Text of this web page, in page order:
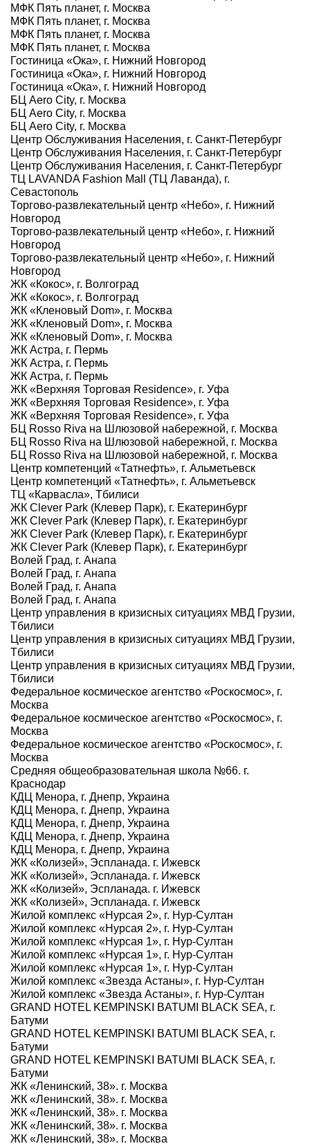
МФК Пять планет, г. Москва
МФК Пять планет, г. Москва
МФК Пять планет, г. Москва
МФК Пять планет, г. Москва
Гостиница «Ока», г. Нижний Новгород
Гостиница «Ока», г. Нижний Новгород
Гостиница «Ока», г. Нижний Новгород
БЦ Aero City, г. Москва
БЦ Aero City, г. Москва
БЦ Aero City, г. Москва
Центр Обслуживания Населения, г. Санкт-Петербург
Центр Обслуживания Населения, г. Санкт-Петербург
Центр Обслуживания Населения, г. Санкт-Петербург
ТЦ LAVANDA Fashion Mall (ТЦ Лаванда), г.
Севастополь
Торгово-развлекательный центр «Небо», г. Нижний
Новгород
Торгово-развлекательный центр «Небо», г. Нижний
Новгород
Торгово-развлекательный центр «Небо», г. Нижний
Новгород
ЖК «Кокос», г. Волгоград
ЖК «Кокос», г. Волгоград
ЖК «Кленовый Dom», г. Москва
ЖК «Кленовый Dom», г. Москва
ЖК «Кленовый Dom», г. Москва
ЖК Астра, г. Пермь
ЖК Астра, г. Пермь
ЖК Астра, г. Пермь
ЖК «Верхняя Торговая Residence», г. Уфа
ЖК «Верхняя Торговая Residence», г. Уфа
ЖК «Верхняя Торговая Residence», г. Уфа
БЦ Rosso Riva на Шлюзовой набережной, г. Москва
БЦ Rosso Riva на Шлюзовой набережной, г. Москва
БЦ Rosso Riva на Шлюзовой набережной, г. Москва
Центр компетенций «Татнефть», г. Альметьевск
Центр компетенций «Татнефть», г. Альметьевск
ТЦ «Карвасла», Тбилиси
ЖК Clever Park (Клевер Парк), г. Екатеринбург
ЖК Clever Park (Клевер Парк), г. Екатеринбург
ЖК Clever Park (Клевер Парк), г. Екатеринбург
ЖК Clever Park (Клевер Парк), г. Екатеринбург
Волей Град, г. Анапа
Волей Град, г. Анапа
Волей Град, г. Анапа
Волей Град, г. Анапа
Центр управления в кризисных ситуациях МВД Грузии,
Тбилиси
Центр управления в кризисных ситуациях МВД Грузии,
Тбилиси
Центр управления в кризисных ситуациях МВД Грузии,
Тбилиси
Федеральное космическое агентство «Роскосмос», г.
Москва
Федеральное космическое агентство «Роскосмос», г.
Москва
Федеральное космическое агентство «Роскосмос», г.
Москва
Средняя общеобразовательная школа №66. г.
Краснодар
КДЦ Менора, г. Днепр, Украина
КДЦ Менора, г. Днепр, Украина
КДЦ Менора, г. Днепр, Украина
КДЦ Менора, г. Днепр, Украина
КДЦ Менора, г. Днепр, Украина
ЖК «Колизей», Эспланада. г. Ижевск
ЖК «Колизей», Эспланада. г. Ижевск
ЖК «Колизей», Эспланада. г. Ижевск
ЖК «Колизей», Эспланада. г. Ижевск
Жилой комплекс «Нурсая 2», г. Нур-Султан
Жилой комплекс «Нурсая 2», г. Нур-Султан
Жилой комплекс «Нурсая 1», г. Нур-Султан
Жилой комплекс «Нурсая 1», г. Нур-Султан
Жилой комплекс «Нурсая 1», г. Нур-Султан
Жилой комплекс «Звезда Астаны», г. Нур-Султан
Жилой комплекс «Звезда Астаны», г. Нур-Султан
GRAND HOTEL KEMPINSKI BATUMI BLACK SEA, г.
Батуми
GRAND HOTEL KEMPINSKI BATUMI BLACK SEA, г.
Батуми
GRAND HOTEL KEMPINSKI BATUMI BLACK SEA, г.
Батуми
ЖК «Ленинский, 38». г. Москва
ЖК «Ленинский, 38». г. Москва
ЖК «Ленинский, 38». г. Москва
ЖК «Ленинский, 38». г. Москва
ЖК «Ленинский, 38». г. Москва